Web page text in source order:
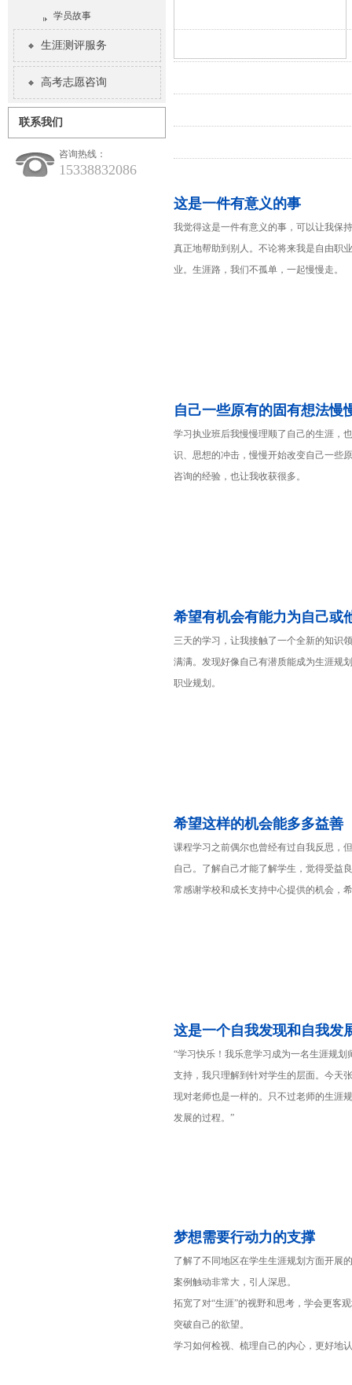
学员故事
生涯测评服务
高考志愿咨询
联系我们
咨询热线：
15338832086
这是一件有意义的事
我觉得这是一件有意义的事，可以让我保
真正地帮助到别人。不论将来我是自由职
业。生涯路，我们不孤单，一起慢慢走。
自己一些原有的固有想法慢
学习执业班后我慢慢理顺了自己的生涯，
识、思想的冲击，慢慢开始改变自己一些
咨询的经验，也让我收获很多。
希望有机会有能力为自己或
三天的学习，让我接触了一个全新的知识
满满。发现好像自己有潜质能成为生涯规
职业规划。
希望这样的机会能多多益善
课程学习之前偶尔也曾经有过自我反思，
自己。了解自己才能了解学生，觉得受益
常感谢学校和成长支持中心提供的机会，
这是一个自我发现和自我发
“学习快乐！我乐意学习成为一名生涯规
支持，我只理解到针对学生的层面。今天
现对老师也是一样的。只不过老师的生涯
发展的过程。”
梦想需要行动力的支撑
了解了不同地区在学生生涯规划方面开展
案例触动非常大，引人深思。
拓宽了对“生涯”的视野和思考，学会更客
突破自己的欲望。
学习如何检视、梳理自己的内心，更好地